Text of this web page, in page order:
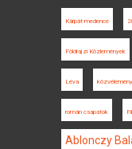
Kárpát-medence
Földrajzi Közlemények
Léva
román csapatok
Ablonczy